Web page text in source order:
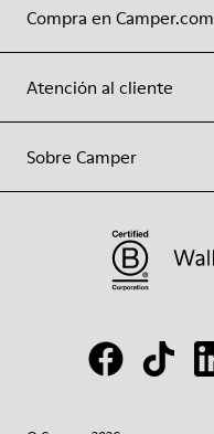
Compra en Camper.com
Atención al cliente
Sobre Camper